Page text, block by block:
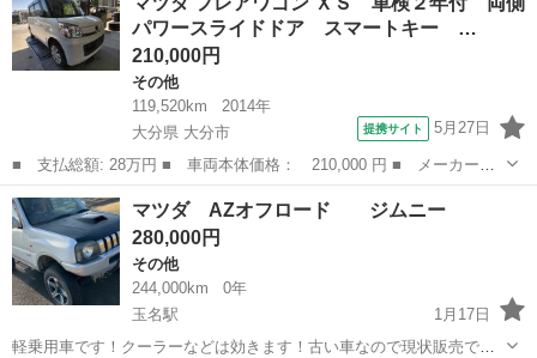
パワースライドドア スマートキー …
210,000円
その他
119,520km
2014年
大分県 大分市
提携サイト 5月27日
■ 支払総額: 28万円 ■ 車両本体価格： 210,000 円 ■ メーカー
名： マツダ ■ 車種名： フレアワゴン ■ グレード名： ＸＳ
車検２年付 両側パワースライドドア スマートキー ＥＴＣ 衝突
被害軽減ブレーキ...
大分 大分市 その他
マツダ AZオフロード ジムニー
280,000円
その他
244,000km
0年
玉名駅
1月17日
軽乗用車です！クーラーなどは効きます！古い車なので現状販売で